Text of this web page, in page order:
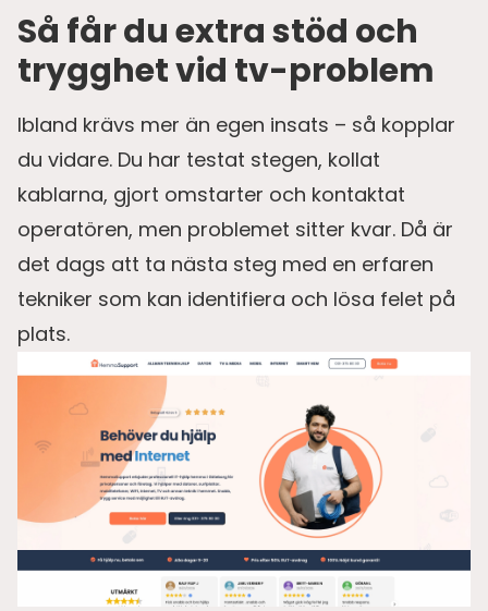
Så får du extra stöd och
trygghet vid tv-problem
Ibland krävs mer än egen insats – så kopplar
du vidare. Du har testat stegen, kollat
kablarna, gjort omstarter och kontaktat
operatören, men problemet sitter kvar. Då är
det dags att ta nästa steg med en erfaren
tekniker som kan identifiera och lösa felet på
plats.